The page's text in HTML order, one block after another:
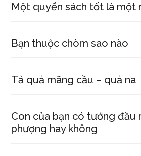
Một quyển sách tốt là một
Bạn thuộc chòm sao nào
Tả quả mãng cầu – quả na
Con của bạn có tướng đầu
phượng hay không